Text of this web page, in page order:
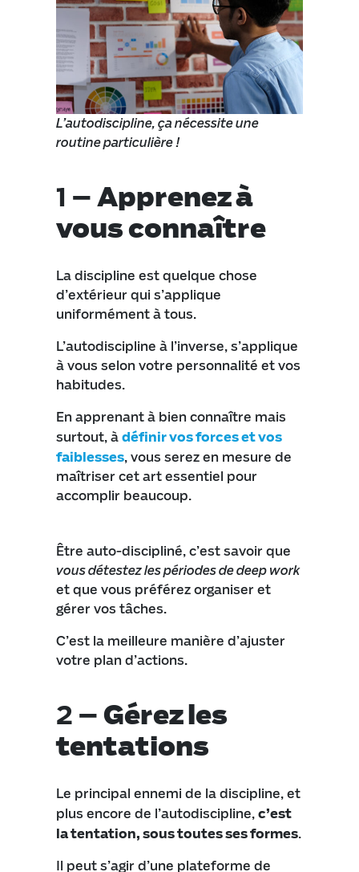
L’autodiscipline, ça nécessite une
routine particulière !
1 –Apprenez à
vous connaître
La discipline est quelque chose
d’extérieur qui s’applique
uniformément à tous.
L’autodiscipline à l’inverse, s’applique
à vous selon votre personnalité et vos
habitudes.
En apprenant à bien connaître mais
surtout, àdéfinir vos forces et vos
faiblesses, vous serez en mesure de
maîtriser cet art essentiel pour
accomplir beaucoup.
Être auto-discipliné, c’est savoir que
vous détestez les périodes de deep work
et que vous préférez organiser et
gérer vos tâches.
C’est la meilleure manière d’ajuster
votre plan d’actions.
2 –Gérez les
tentations
Le principal ennemi de la discipline, et
plus encore de l’autodiscipline,c’est
la tentation, sous toutes ses formes.
Il peut s’agir d’une plateforme de